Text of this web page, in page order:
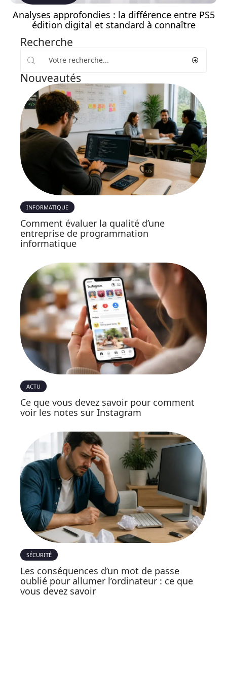
Analyses approfondies : la différence entre PS5
édition digital et standard à connaître
Recherche
Nouveautés
INFORMATIQUE
Comment évaluer la qualité d’une
entreprise de programmation
informatique
ACTU
Ce que vous devez savoir pour comment
voir les notes sur Instagram
SÉCURITÉ
Les conséquences d’un mot de passe
oublié pour allumer l’ordinateur : ce que
vous devez savoir